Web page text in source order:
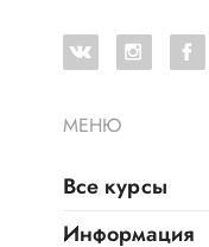
МЕНЮ
Все курсы
Информация